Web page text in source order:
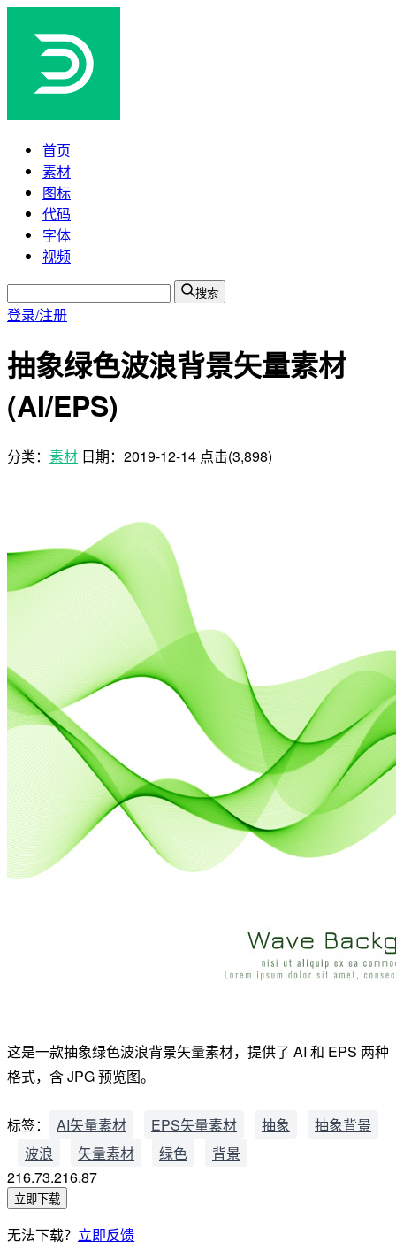
首页
素材
图标
代码
字体
视频
搜索
登录/注册
抽象绿色波浪背景矢量素材
(AI/EPS)
分类： 素材 日期： 2019-12-14 点击(3,898)
这是一款抽象绿色波浪背景矢量素材，提供了 AI 和 EPS 两种
格式，含 JPG 预览图。
标签： AI矢量素材 EPS矢量素材 抽象
抽象背景
波浪
矢量素材 绿色
背景
216.73.216.87
立即下载
无法下载？ 立即反馈